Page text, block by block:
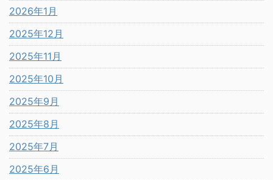
2026年1月
2025年12月
2025年11月
2025年10月
2025年9月
2025年8月
2025年7月
2025年6月